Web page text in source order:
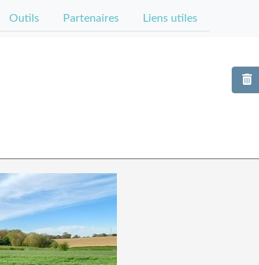
Outils Partenaires Liens utiles